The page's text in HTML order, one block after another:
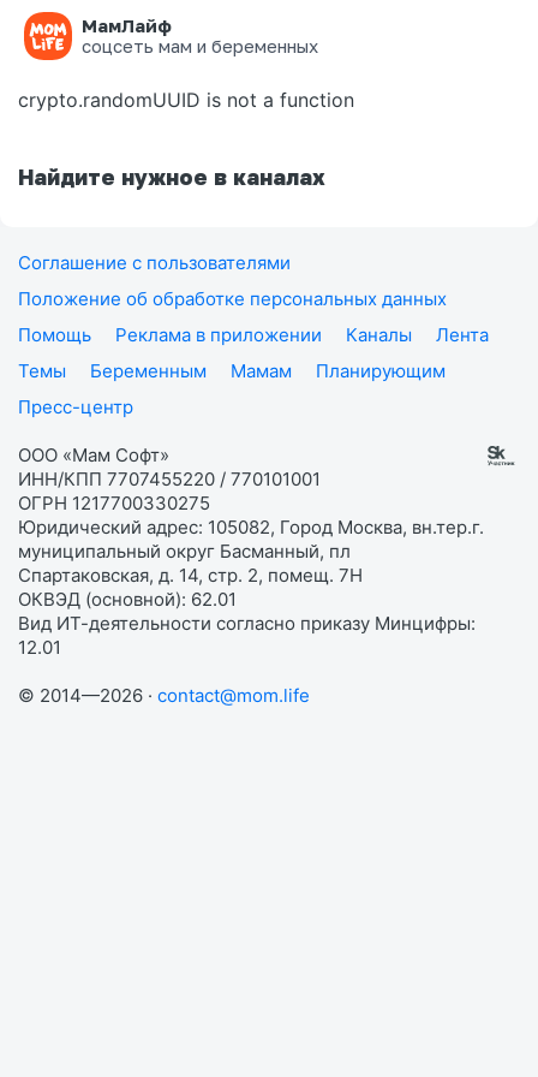
МамЛайф
соцсеть мам и беременных
Ошибка на странице
crypto.randomUUID is not a function
Найдите нужное в каналах
Соглашение с пользователями
Положение об обработке персональных данных
Помощь
Реклама в приложении Каналы
Лента
Темы
Беременным Мамам
Планирующим
Пресс-центр
ООО «Мам Софт»
ИНН/КПП 7707455220 / 770101001
ОГРН 1217700330275
Юридический адрес: 105082, Город Москва, вн.тер.г.
муниципальный округ Басманный, пл
Спартаковская, д. 14, стр. 2, помещ. 7Н
ОКВЭД (основной): 62.01
Вид ИТ-деятельности согласно приказу Минцифры:
12.01
© 2014—2026 · contact@mom.life